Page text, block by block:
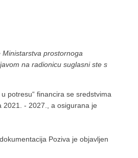
prostornoga
na radionicu suglasni ste s
potresu“ financira se sredstvima
2021. - 2027., a osigurana je
Poziva je objavljen